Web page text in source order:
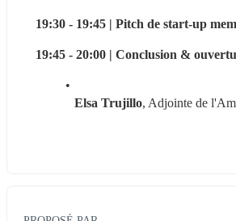
19:30 - 19:45 | Pitch de start-up
19:45 - 20:00 | Conclusion &
Elsa Trujillo, Adjointe de